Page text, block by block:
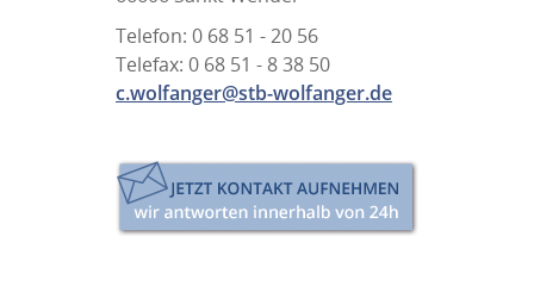
Telefon: 0 68 51 - 20 56
Telefax: 0 68 51 - 8 38 50
c.wolfanger@stb-wolfanger.de